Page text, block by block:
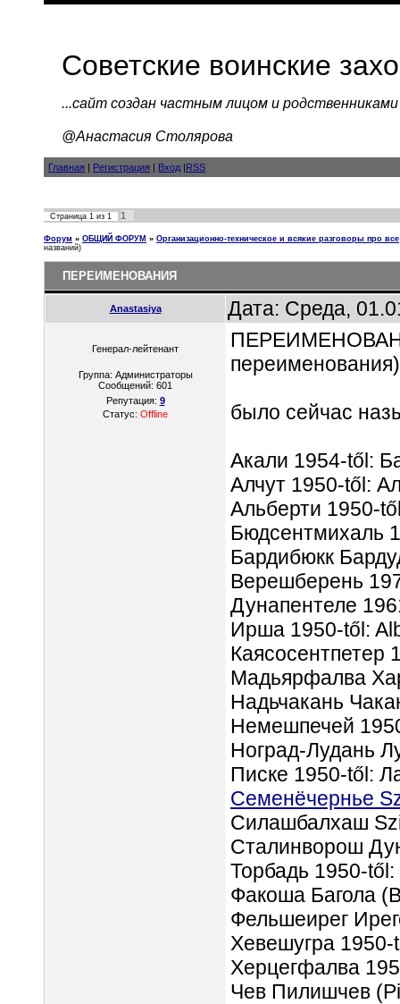
Советские воинские
...cайт создан частным лицом и
@Анастасия Столярова
Главная | Регистрация | Вход |RSS
Страница 1 из 1 1
Форум » ОБЩИЙ ФОРУМ » Организационно-техническое и всякие разговоры про все
названий)
ПЕРЕИМЕНОВАНИЯ
Anastasiya Дата: Среда,
Генерал-лейтенант
Группа: Администраторы
Сообщений: 601
Репутация: 9
Статус: Offline было сейчас
Акали 1954-től:
Алчут 1950-től:
Альберти 1950-
Бюдсентмихаль
Бардибюкк
Верешберень
Дунапентеле
Ирша 1950-től:
Каясосентпетер
Мадьярфалва
Надьчакань
Немешпечей
Ноград-Лудань
Писке 1950-től:
Семенёчернье
Силашбалхаш
Сталинворош
Торбадь 1950-
Факоша Багола
Фельшеирег
Хевешугра
Херцегфалва
Чев Пилишчев